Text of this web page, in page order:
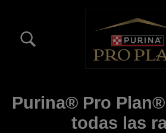
Purina® Pro
todas las